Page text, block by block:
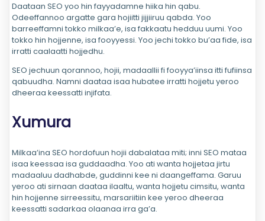
Daataan SEO yoo hin fayyadamne hiika hin qabu.
Odeeffannoo argatte gara hojiitti jijjiiruu qabda. Yoo
barreeffamni tokko milkaa’e, isa fakkaatu hedduu uumi. Yoo
tokko hin hojjenne, isa fooyyessi. Yoo jechi tokko bu’aa fide, isa
irratti caalaatti hojjedhu.
SEO jechuun qorannoo, hojii, madaallii fi fooyya’iinsa itti fufiinsa
qabuudha. Namni daataa isaa hubatee irratti hojjetu yeroo
dheeraa keessatti injifata.
Xumura
Milkaa’ina SEO hordofuun hojii dabalataa miti; inni SEO mataa
isaa keessaa isa guddaadha. Yoo ati wanta hojjetaa jirtu
madaaluu dadhabde, guddinni kee ni daangeffama. Garuu
yeroo ati sirnaan daataa ilaaltu, wanta hojjetu cimsitu, wanta
hin hojjenne sirreessitu, marsariitiin kee yeroo dheeraa
keessatti sadarkaa olaanaa irra ga’a.